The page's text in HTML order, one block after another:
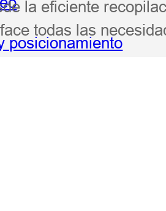
posicionamiento
la eficiente
todas las